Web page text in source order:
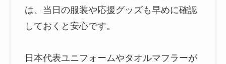
は、当日の服装や応援グッズも早めに確認
しておくと安心です。
日本代表ユニフォームやタオルマフラーが